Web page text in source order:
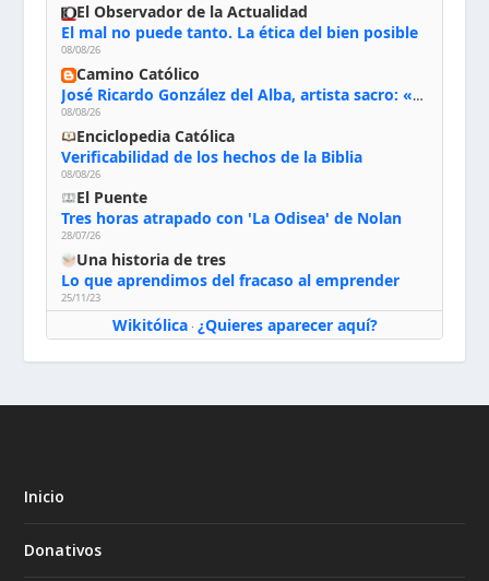
El Observador de la Actualidad
El mal no puede tanto. La ética del bien posible
08/08/26
Camino Católico
José Ricardo González del Alba, artista sacro: «Yo oro, hablo con Dios, le pido al Espíritu Santo su inspiración y siempre pinto rezando el rosario para que sea Él quien actúe a través de mis manos»
08/08/26
Enciclopedia Católica
Verificabilidad de los hechos de la Biblia
08/08/26
El Puente
Tres horas atrapado con 'La Odisea' de Nolan
28/07/26
Una historia de tres
Lo que aprendimos del fracaso al emprender
25/11/23
Wikitólica· ¿Quieres aparecer aquí?
Inicio
Donativos